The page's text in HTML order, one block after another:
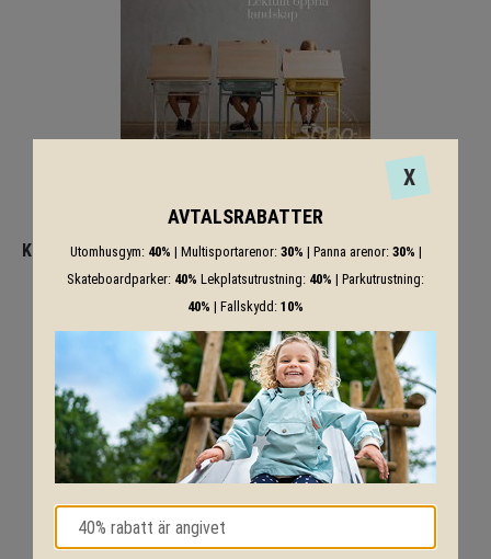
Kataloger för övrigt sortiment
Dalform
X
AVTALSRABATTER
Utomhusgym: 40% | Multisportarenor: 30% | Panna arenor: 30% |
Skateboardparker: 40% Lekplatsutrustning: 40% | Parkutrustning:
40% | Fallskydd: 10%